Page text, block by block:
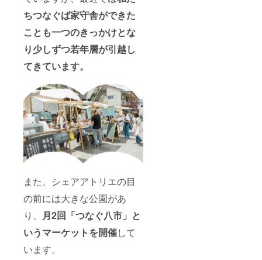
ちつなぐば家守舎ができた
ことも一つのきっかけとな
り少しずつ若年層が引越し
てきています。
また、シェアアトリエの目
の前には大きな公園があ
り、 月2回「つなぐ八市」と
いうマーケットを開催して
います。